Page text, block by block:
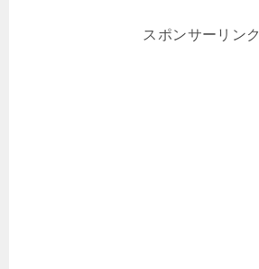
スポンサーリンク